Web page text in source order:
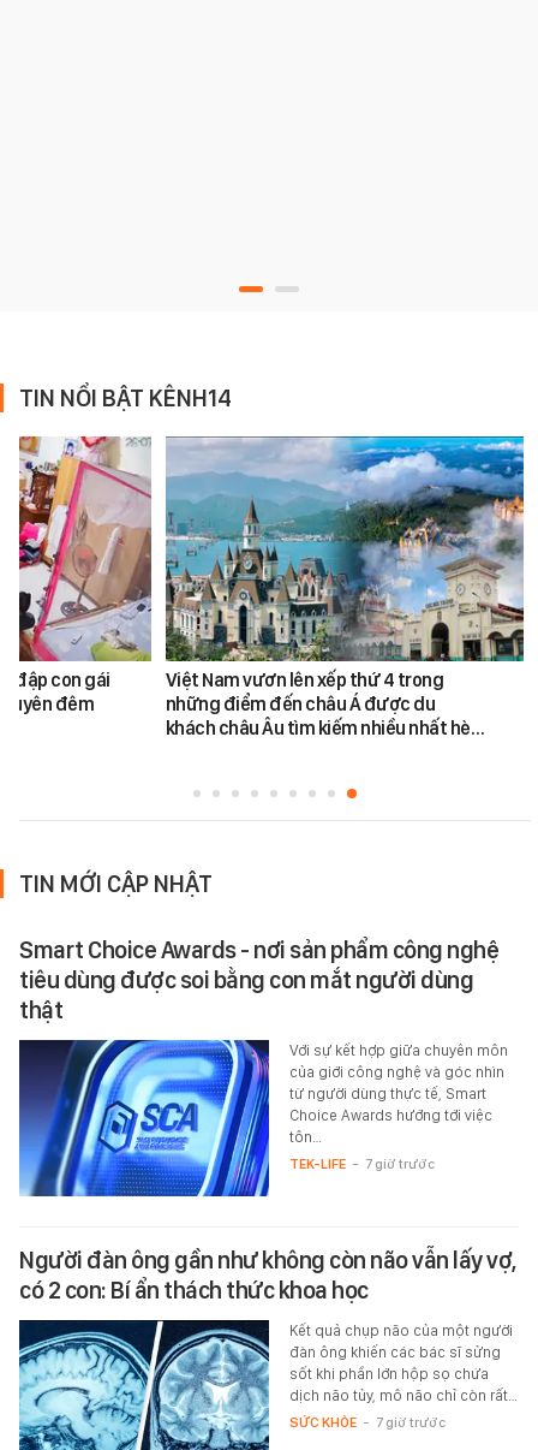
TIN NỔI BẬT KÊNH14
đập con gái
đêm
Việt Nam vươn lên xếp thứ 4 trong
những điểm đến châu Á được du
khách châu Âu tìm kiếm nhiều nhất hè…
TIN MỚI CẬP NHẬT
Smart Choice Awards - nơi sản phẩm công nghệ
tiêu dùng được soi bằng con mắt người dùng
thật
Với sự kết hợp giữa chuyên môn
của giới công nghệ và góc nhìn
từ người dùng thực tế, Smart
Choice Awards hướng tới việc
tôn…
TEK-LIFE - 7 giờ trước
Người đàn ông gần như không còn não vẫn lấy vợ,
có 2 con: Bí ẩn thách thức khoa học
Kết quả chụp não của một người
đàn ông khiến các bác sĩ sửng
sốt khi phần lớn hộp sọ chứa
dịch não tủy, mô não chỉ còn rất…
SỨC KHỎE - 7 giờ trước